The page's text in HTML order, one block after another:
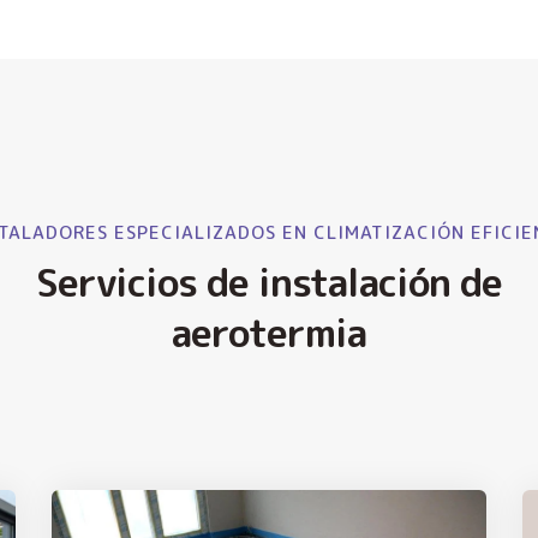
ESPECIALIZADOS EN CLIMATIZACIÓN
Servicios de instalación de
aerotermia